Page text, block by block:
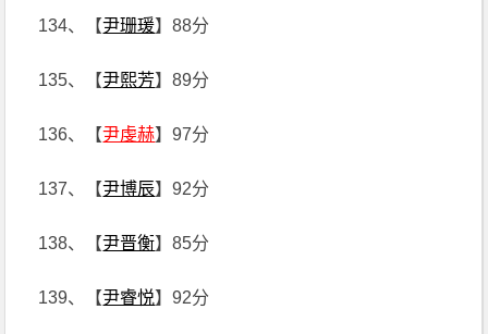
134、【尹珊瑗】88分
135、【尹熙芳】89分
136、【尹虔赫】97分
137、【尹博辰】92分
138、【尹晋衡】85分
139、【尹睿悦】92分